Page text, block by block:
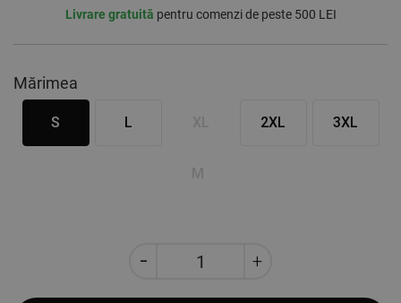
Livrare gratuită pentru comenzi de peste 500 LEI
Mărimea
S L 2XL 3XL